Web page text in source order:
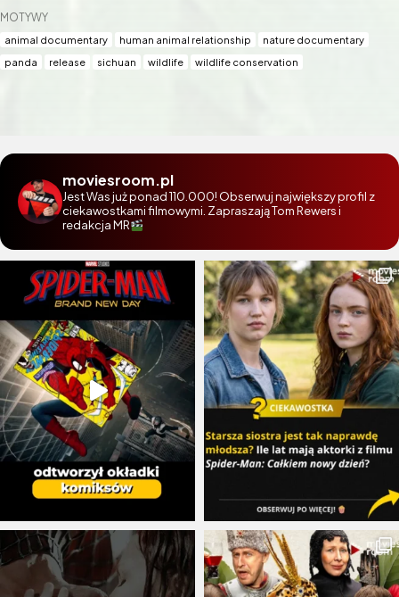
MOTYWY
animal documentary human animal relationship
nature documentary
panda
release sichuan wildlife wildlife conservation
moviesroom.pl
Jest Was już ponad 110.000! Obserwuj największy profil z
ciekawostkami filmowymi. Zapraszają Tom Rewers i
redakcja MR